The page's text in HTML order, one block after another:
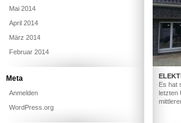
Es hat
letzten
Mai 2014
April 2014
März 2014
Februar 2014
Meta
Anmelden
WordPress.org